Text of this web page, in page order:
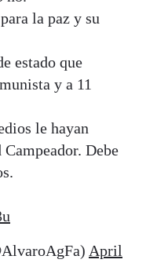
la paz y su
estado que
y a 11
le hayan
Debe
April